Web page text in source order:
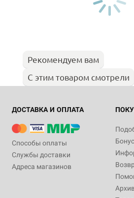
Рекомендуем вам
С этим товаром смотрели
ДОСТАВКА И ОПЛАТА
Способы оплаты
Службы доставки
Адреса магазинов